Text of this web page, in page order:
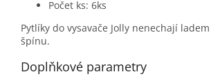
Počet ks: 6ks
Pytlíky do vysavače Jolly nenechají
špínu.
Doplňkové parametry